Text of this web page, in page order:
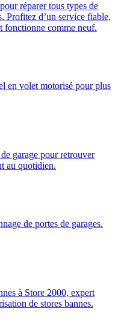
réparer tous types de
Profitez d’un service fiable,
fonctionne comme neuf.
en volet motorisé pour plus
garage pour retrouver
au quotidien.
de portes de garages.
à Store 2000, expert
de stores bannes.